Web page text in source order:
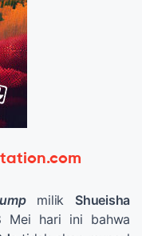
milik Shueisha
Mei hari ini bahwa